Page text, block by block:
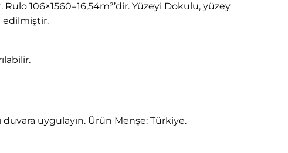
106×1560=16,54m²’dir. Yüzeyi Dokulu, yüzey
edilmiştir.
duvara uygulayın. Ürün Menşe: Türkiye.